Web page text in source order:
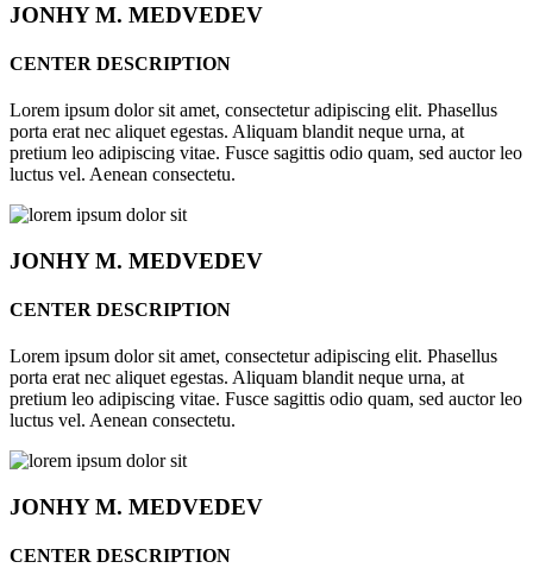
JONHYM. MEDVEDEV
CENTER DESCRIPTION
Lorem ipsum dolor sit amet, consectetur adipiscing elit. Phasellus
porta erat nec aliquet egestas. Aliquam blandit neque urna, at
pretium leo adipiscing vitae. Fusce sagittis odio quam, sed auctor leo
luctus vel. Aenean consectetu.
JONHYM. MEDVEDEV
CENTER DESCRIPTION
Lorem ipsum dolor sit amet, consectetur adipiscing elit. Phasellus
porta erat nec aliquet egestas. Aliquam blandit neque urna, at
pretium leo adipiscing vitae. Fusce sagittis odio quam, sed auctor leo
luctus vel. Aenean consectetu.
JONHYM. MEDVEDEV
CENTER DESCRIPTION